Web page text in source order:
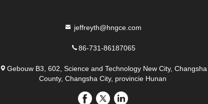
jeffreyth@hngce.com
86-731-86187065
Gebouw B3, 602, Science and Technology New City, Changsha
County, Changsha City, provincie Hunan